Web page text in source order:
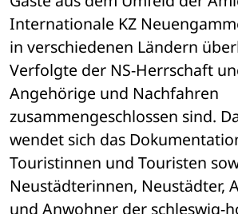
Internationale KZ
in verschiedenen Ländern
Verfolgte der NS-Herrschaft
Angehörige und Nachfahren
zusammengeschlossen sind.
wendet sich das
Touristinnen und Touristen
Neustädterinnen, Neustädter,
und Anwohner der schleswig-